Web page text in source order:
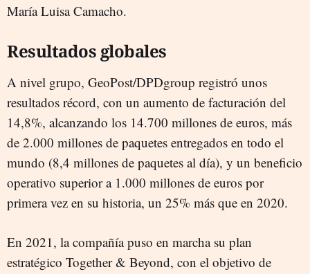
María Luisa Camacho.
Resultados globales
A nivel grupo, GeoPost/DPDgroup registró unos
resultados récord, con un aumento de facturación del
14,8%, alcanzando los 14.700 millones de euros, más
de 2.000 millones de paquetes entregados en todo el
mundo (8,4 millones de paquetes al día), y un beneficio
operativo superior a 1.000 millones de euros por
primera vez en su historia, un 25% más que en 2020.
En 2021, la compañía puso en marcha su plan
estratégico Together & Beyond, con el objetivo de